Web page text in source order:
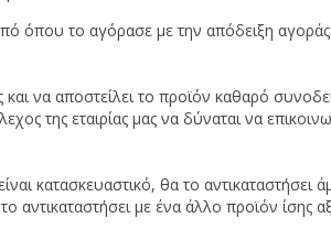
όπου το αγόρασε με την απόδειξη
και να αποστείλει το προϊόν καθαρό
της εταιρίας μας να δύναται να
κατασκευαστικό, θα το αντικαταστήσει
αντικαταστήσει με ένα άλλο προϊόν ίσης